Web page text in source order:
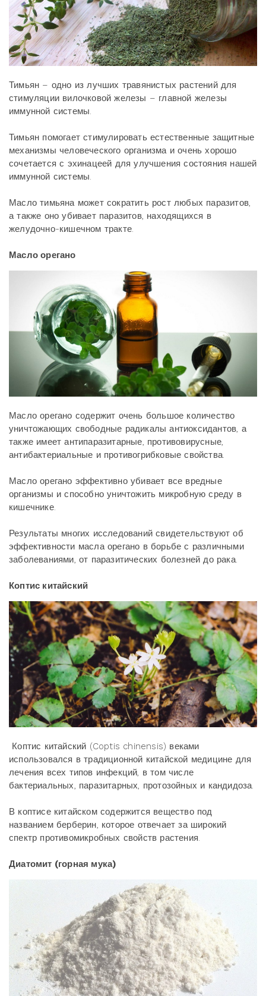
Тимьян – одно из лучших травянистых растений для
стимуляции вилочковой железы – главной железы
иммунной системы.
Тимьян помогает стимулировать естественные защитные
механизмы человеческого организма и очень хорошо
сочетается с эхинацеей для улучшения состояния нашей
иммунной системы.
Масло тимьяна может сократить рост любых паразитов,
а также оно убивает паразитов, находящихся в
желудочно-кишечном тракте.
Масло орегано
Масло орегано содержит очень большое количество
уничтожающих свободные радикалы антиоксидантов, а
также имеет антипаразитарные, противовирусные,
антибактериальные и противогрибковые свойства.
Масло орегано эффективно убивает все вредные
организмы и способно уничтожить микробную среду в
кишечнике.
Результаты многих исследований свидетельствуют об
эффективности масла орегано в борьбе с различными
заболеваниями, от паразитических болезней до рака.
Коптис китайский
Коптис китайский (Coptis chinensis) веками
использовался в традиционной китайской медицине для
лечения всех типов инфекций, в том числе
бактериальных, паразитарных, протозойных и кандидоза.
В коптисе китайском содержится вещество под
названием берберин, которое отвечает за широкий
спектр противомикробных свойств растения.
Диатомит (горная мука)